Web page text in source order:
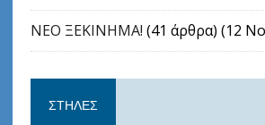
ΝΕΟ ΞΕΚΙΝΗΜΑ! (41 άρθρα) (12
ΣΤΉΛΕΣ